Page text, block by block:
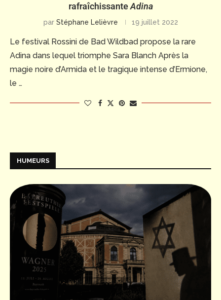
rafraîchissanteAdina
par Stéphane Lelièvre 19 juillet 2022
Le festival Rossini de Bad Wildbad propose la rare
Adina dans lequel triomphe Sara Blanch Après la
magie noire d’Armida et le tragique intense d’Ermione,
le …
HUMEURS